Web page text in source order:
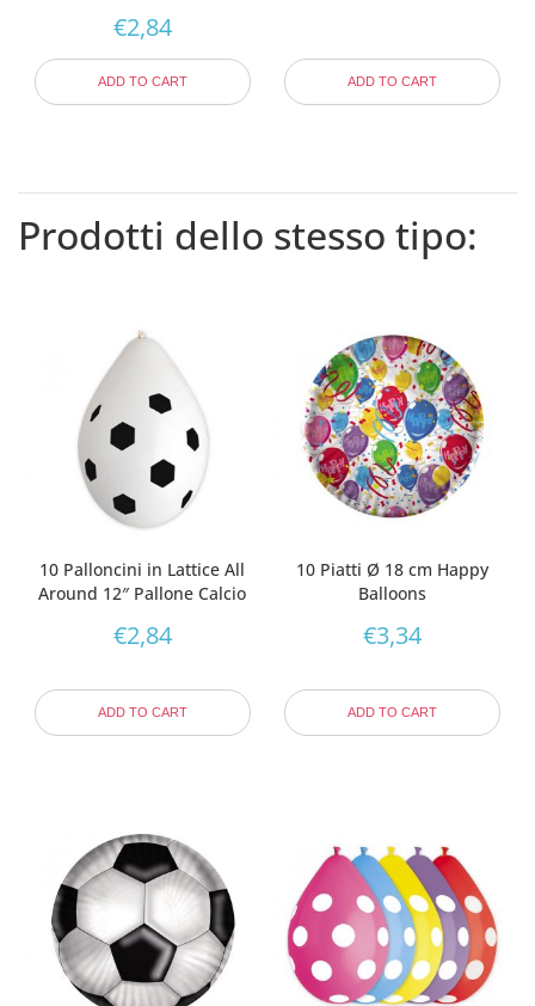
€2,84
ADD TO CART ADD TO CART
Prodotti dello stesso tipo:
10 Palloncini in Lattice All
Around 12″ Pallone Calcio
€2,84
ADD TO CART
10 Piatti Ø 18 cm Happy
Balloons
€3,34
ADD TO CART